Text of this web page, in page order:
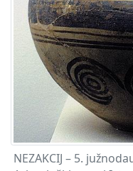
NEZAKCIJ – 5.